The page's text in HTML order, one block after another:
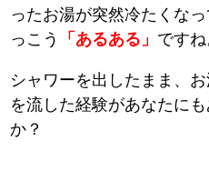
ったお湯が突然冷たくな
っこう
「あるある」 ですね
シャワーを出したまま、
を流した経験があなたに
か？